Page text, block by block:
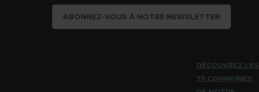
ABONNEZ-VOUS À NOTRE NEWSLETTER
DÉCOUVREZ LES
73 COMMUNES